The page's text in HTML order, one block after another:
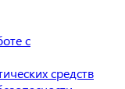
с
средств